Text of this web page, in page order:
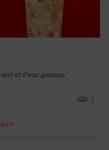
et d'eau gazeuse.
1